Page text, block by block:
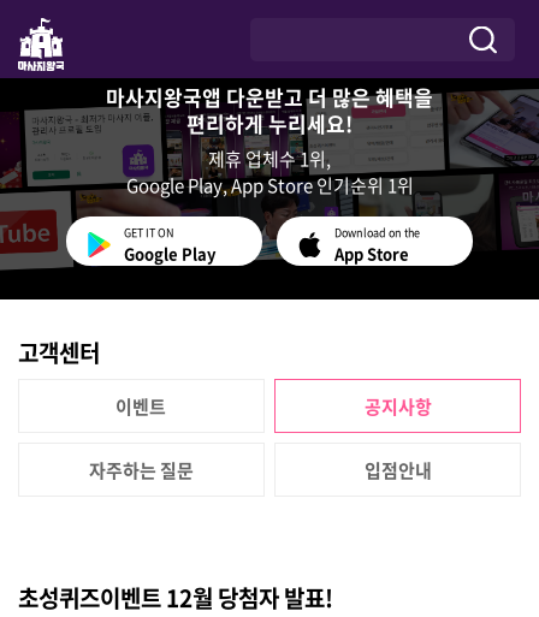
마사지왕국앱 다운받고 더 많은 혜택을
편리하게 누리세요!
제휴 업체수 1위,
Google Play, App Store 인기순위 1위
GET IT ON
Google Play
Download on the
App Store
고객센터
이벤트 공지사항
자주하는 질문 입점안내
초성퀴즈이벤트 12월 당첨자 발표!